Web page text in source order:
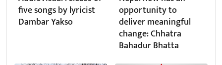
five songs by lyricist
Dambar Yakso
opportunity to
deliver meaningful
change: Chhatra
Bahadur Bhatta